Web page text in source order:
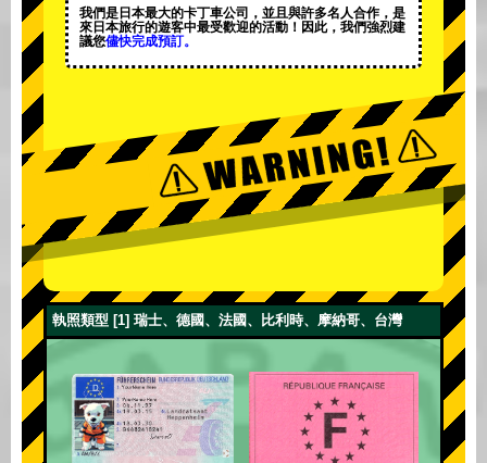
我們是日本最大的卡丁車公司，並且與許多名人合作，是
來日本旅行的遊客中最受歡迎的活動 ！因此，我們強烈建
議您儘快完成預訂。
執照類型 [1] 瑞士、德國、法國、比利時、摩納哥、台灣